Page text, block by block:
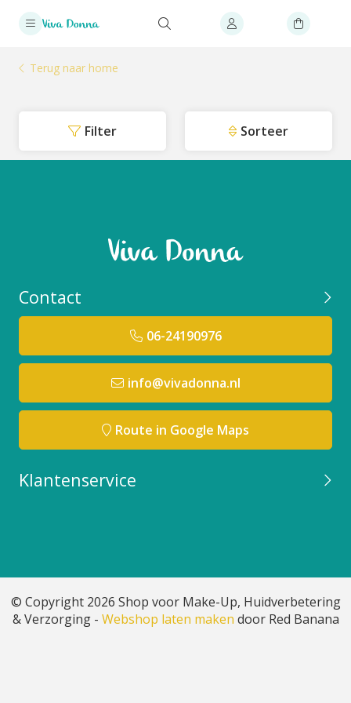
Terug naar home
Filter Sorteer
Contact
06-24190976
info@vivadonna.nl
Route in Google Maps
Klantenservice
© Copyright 2026 Shop voor Make-Up, Huidverbetering
& Verzorging - Webshop laten maken door Red Banana